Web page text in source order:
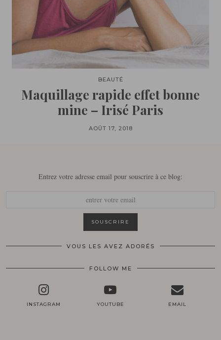
BEAUTÉ
Maquillage rapide effet bonne
mine – Irisé Paris
AOÛT 17, 2018
Entrez votre adresse email pour souscrire à ce blog:
VOUS LES AVEZ ADORÉS
FOLLOW ME
INSTAGRAM YOUTUBE EMAIL